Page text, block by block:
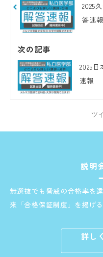
2025
答速
次の記事
2025
速報
ツ
説明
無選抜でも脅威の合格率を
来「合格保証制度」を掲げ
詳し